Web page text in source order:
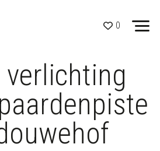
0
verlichting